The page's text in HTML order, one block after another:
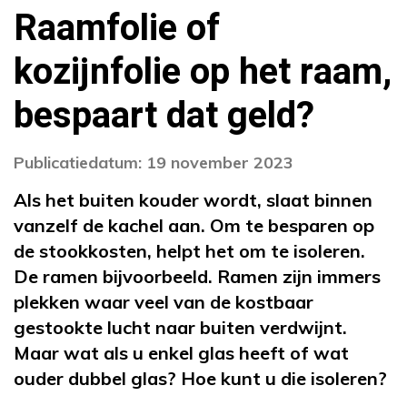
Raamfolie of
kozijnfolie op het raam,
bespaart dat geld?
Publicatiedatum: 19 november 2023
Als het buiten kouder wordt, slaat binnen
vanzelf de kachel aan. Om te besparen op
de stookkosten, helpt het om te isoleren.
De ramen bijvoorbeeld. Ramen zijn immers
plekken waar veel van de kostbaar
gestookte lucht naar buiten verdwijnt.
Maar wat als u enkel glas heeft of wat
ouder dubbel glas? Hoe kunt u die isoleren?